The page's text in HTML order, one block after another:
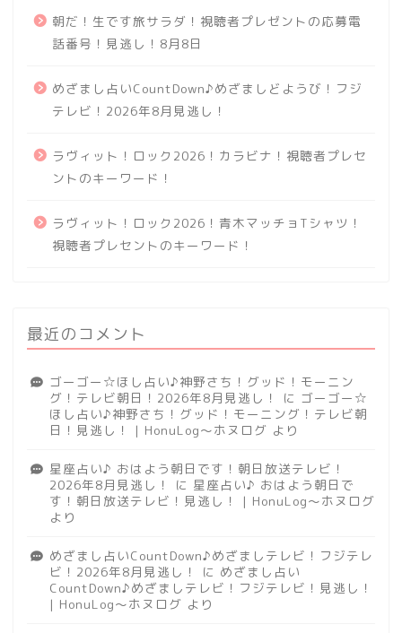
朝だ！生です旅サラダ！視聴者プレゼントの応募電
話番号！見逃し！8月8日
めざまし占いCountDown♪めざましどようび！フジ
テレビ！2026年8月見逃し！
ラヴィット！ロック2026！カラビナ！視聴者プレセ
ントのキーワード！
ラヴィット！ロック2026！青木マッチョTシャツ！
視聴者プレセントのキーワード！
最近のコメント
ゴーゴー☆ほし占い♪神野さち！グッド！モーニン
グ！テレビ朝日！2026年8月見逃し！
に ゴーゴー☆
ほし占い♪神野さち！グッド！モーニング！テレビ朝
日！見逃し！ | HonuLog～ホヌログ より
星座占い♪ おはよう朝日です！朝日放送テレビ！
2026年8月見逃し！
に 星座占い♪ おはよう朝日で
す！朝日放送テレビ！見逃し！ | HonuLog～ホヌログ
より
めざまし占いCountDown♪めざましテレビ！フジテレ
ビ！2026年8月見逃し！
に めざまし占い
CountDown♪めざましテレビ！フジテレビ！見逃し！
| HonuLog～ホヌログ より